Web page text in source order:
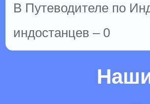
В Путеводителе по
индостанцев – 0